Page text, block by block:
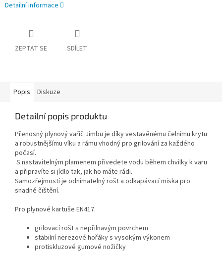
Detailní informace
ZEPTAT SE SDÍLET
Popis Diskuze
Detailní popis produktu
Přenosný plynový vařič Jimbu je díky vestavěnému čelnímu krytu
a robustnějšímu víku a rámu vhodný pro grilování za každého
počasí.
S nastavitelným plamenem přivedete vodu během chvilky k varu
a připravíte si jídlo tak, jak ho máte rádi.
Samozřejmostí je odnímatelný rošt a odkapávací miska pro
snadné čištění.
Pro plynové kartuše EN417.
grilovací rošt s nepřilnavým povrchem
stabilní nerezové hořáky s vysokým výkonem
protiskluzové gumové nožičky